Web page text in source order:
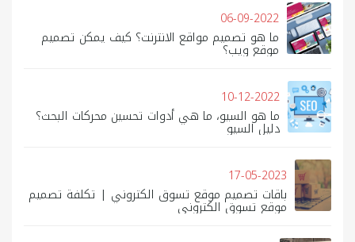
06-09-2022
ما هو تصميم مواقع الانترنت؟ كيف يمكن تصميم
موقع ويب؟
10-12-2022
ما هو السيو، ما هي أدوات تحسين محركات البحث؟
دليل السيو
17-05-2023
باقات تصميم موقع تسوق الكتروني | تكلفة تصميم
موقع تسوق الكتروني